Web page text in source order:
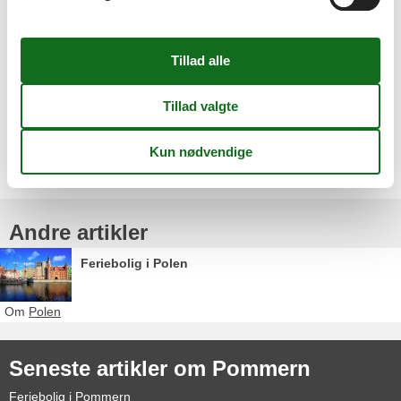
attraktive udflugtsmål, hvor I helt sikkert kan tilbringe nogle skønne
timer sammen. Her kan I lege med ungerne, bygge store
Sopot ved byen Gdansk ligger desuden Europas længste badebro.
Vælg mellem 634 sommerhuse
Andre artikler
Feriebolig i Polen
Om Polen
Seneste artikler om Pommern
Feriebolig i Pommern